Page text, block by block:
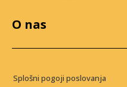
O nas
Splošni pogoji poslovanja